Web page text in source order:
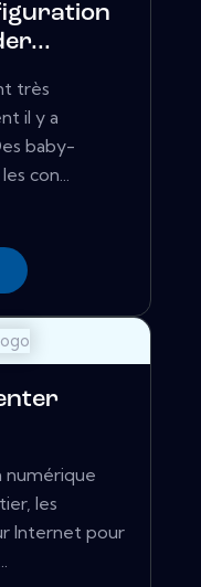
très
il y a
baby-
con...
numérique
les
Internet pour